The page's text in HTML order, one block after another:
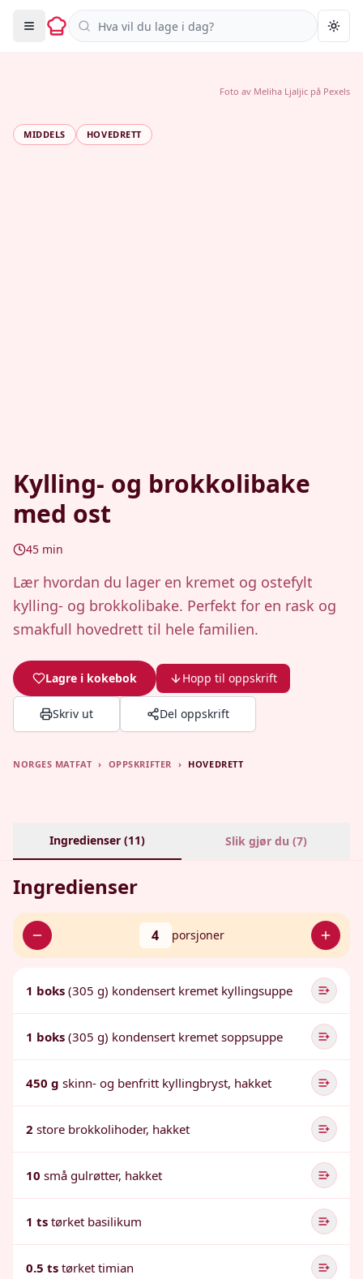
Søk i oppskrifter
MIDDELS HOVEDRETT
Kylling- og brokkolibake
med ost
45 min
Lær hvordan du lager en kremet og ostefylt
kylling- og brokkolibake. Perfekt for en rask og
smakfull hovedrett til hele familien.
Lagre i kokebok Hopp til oppskrift
Skriv ut Del oppskrift
Foto av Meliha Ljaljic på Pexels
NORGES MATFAT › OPPSKRIFTER › HOVEDRETT
Ingredienser (11) Slik gjør du (7)
Ingredienser
4 porsjoner
1 boks (305 g) kondensert kremet kyllingsuppe
1 boks (305 g) kondensert kremet soppsuppe
450 g skinn- og benfritt kyllingbryst, hakket
2 store brokkolihoder, hakket
10 små gulrøtter, hakket
1 ts tørket basilikum
0.5 ts tørket timian